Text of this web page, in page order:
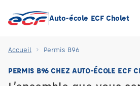
Auto-école ECF Cholet
Accueil Permis B96
PERMIS B96 CHEZ AUTO-ÉCOLE ECF